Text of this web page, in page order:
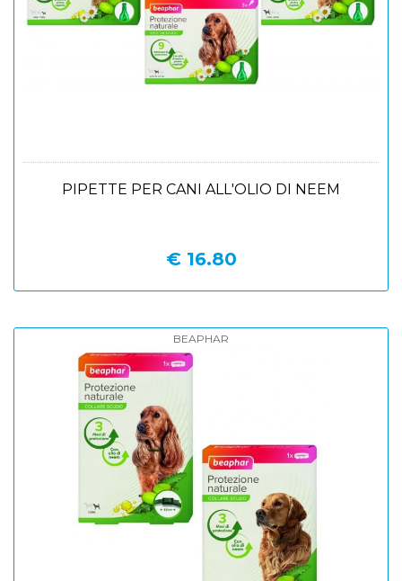
PIPETTE PER CANI ALL'OLIO DI NEEM
€ 16.80
BEAPHAR